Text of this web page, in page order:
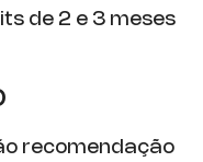
de 2 e 3 meses
recomendação